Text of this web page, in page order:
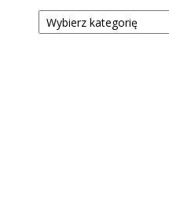
Kategorie